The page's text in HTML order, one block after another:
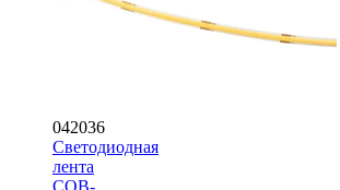
042036
Светодиодная
лента
COB-